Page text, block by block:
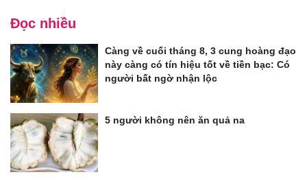
Đọc nhiều
Càng về cuối tháng 8, 3 cung hoàng đạo
này càng có tín hiệu tốt về tiền bạc: Có
người bất ngờ nhận lộc
5 người không nên ăn quả na